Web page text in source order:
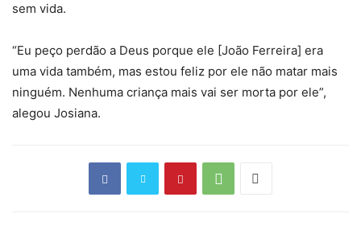
sem vida.
“Eu peço perdão a Deus porque ele [João Ferreira] era
uma vida também, mas estou feliz por ele não matar mais
ninguém. Nenhuma criança mais vai ser morta por ele”,
alegou Josiana.